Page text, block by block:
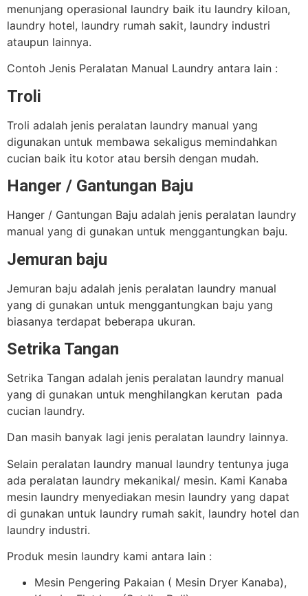
menunjang operasional laundry baik itu laundry kiloan,
laundry hotel, laundry rumah sakit, laundry industri
ataupun lainnya.
Contoh Jenis Peralatan Manual Laundry antara lain :
Troli
Troli adalah jenis peralatan laundry manual yang
digunakan untuk membawa sekaligus memindahkan
cucian baik itu kotor atau bersih dengan mudah.
Hanger / Gantungan Baju
Hanger / Gantungan Baju adalah jenis peralatan laundry
manual yang di gunakan untuk menggantungkan baju.
Jemuran baju
Jemuran baju adalah jenis peralatan laundry manual
yang di gunakan untuk menggantungkan baju yang
biasanya terdapat beberapa ukuran.
Setrika Tangan
Setrika Tangan adalah jenis peralatan laundry manual
yang di gunakan untuk menghilangkan kerutan pada
cucian laundry.
Dan masih banyak lagi jenis peralatan laundry lainnya.
Selain peralatan laundry manual laundry tentunya juga
ada peralatan laundry mekanikal/ mesin. Kami Kanaba
mesin laundry menyediakan mesin laundry yang dapat
di gunakan untuk laundry rumah sakit, laundry hotel dan
laundry industri.
Produk mesin laundry kami antara lain :
Mesin Pengering Pakaian ( Mesin Dryer Kanaba),